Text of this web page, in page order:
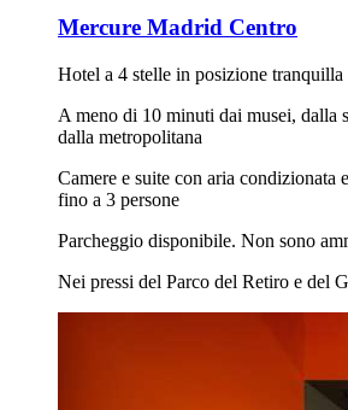
Mercure Madrid Centro
Hotel a 4 stelle in posizione
A meno di 10 minuti dai musei, dalla
dalla metropolitana
Camere e suite con aria condizionata
fino a 3 persone
Parcheggio disponibile. Non sono
Nei pressi del Parco del Retiro e del